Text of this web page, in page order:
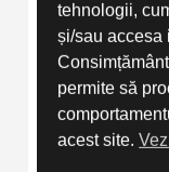
tehnologii,
și/sau accesa
permite să
acest site.
Ce este
LO7.0T?
Tractorașul
proiectat